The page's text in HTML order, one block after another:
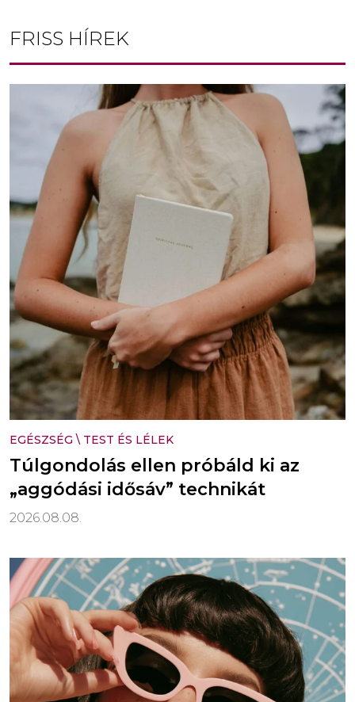
FRISS HÍREK
EGÉSZSÉG \ TEST ÉS LÉLEK
Túlgondolás ellen próbáld ki az
„aggódási idősáv” technikát
2026.08.08.